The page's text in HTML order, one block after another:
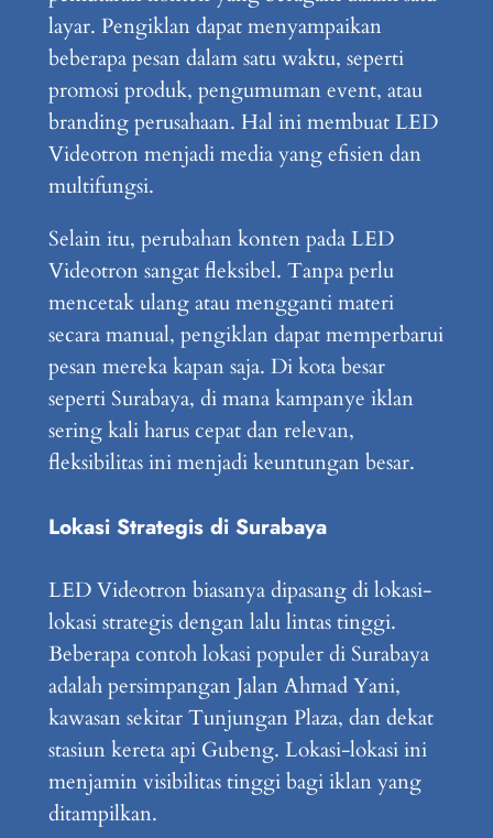
layar. Pengiklan dapat menyampaikan
beberapa pesan dalam satu waktu, seperti
promosi produk, pengumuman event, atau
branding perusahaan. Hal ini membuat LED
Videotron menjadi media yang efisien dan
multifungsi.
Selain itu, perubahan konten pada LED
Videotron sangat fleksibel. Tanpa perlu
mencetak ulang atau mengganti materi
secara manual, pengiklan dapat memperbarui
pesan mereka kapan saja. Di kota besar
seperti Surabaya, di mana kampanye iklan
sering kali harus cepat dan relevan,
fleksibilitas ini menjadi keuntungan besar.
Lokasi Strategis di Surabaya
LED Videotron biasanya dipasang di lokasi-
lokasi strategis dengan lalu lintas tinggi.
Beberapa contoh lokasi populer di Surabaya
adalah persimpangan Jalan Ahmad Yani,
kawasan sekitar Tunjungan Plaza, dan dekat
stasiun kereta api Gubeng. Lokasi-lokasi ini
menjamin visibilitas tinggi bagi iklan yang
ditampilkan.